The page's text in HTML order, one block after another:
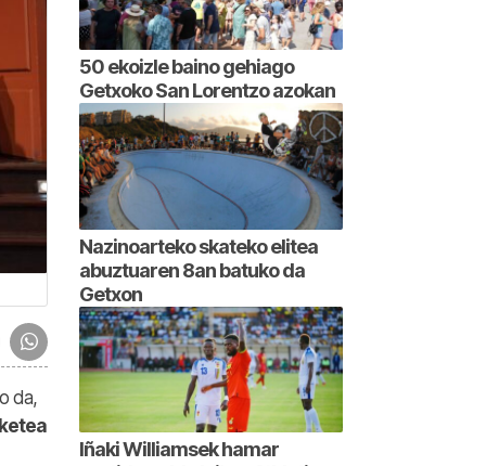
da,
50 ekoizle baino gehiago
Getxoko San Lorentzo azokan
Nazinoarteko skateko elitea
abuztuaren 8an batuko da
Getxon
Iñaki Williamsek hamar